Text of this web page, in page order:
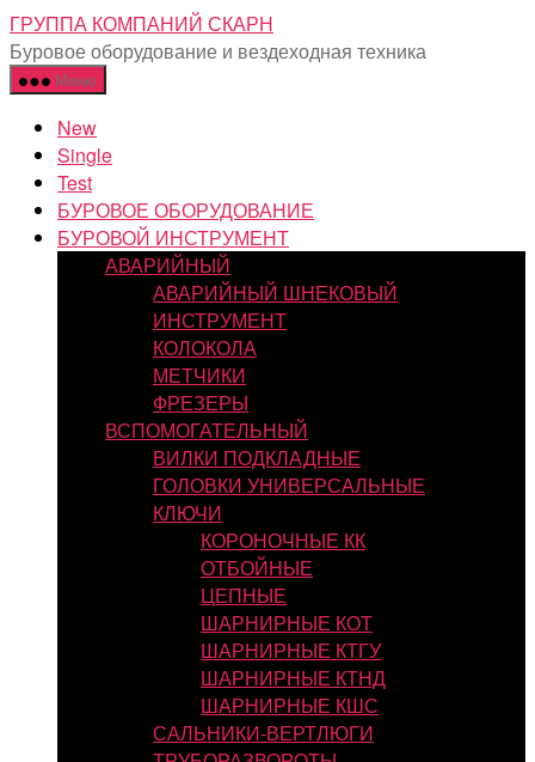
Перейти
к
содержимому
ГРУППА КОМПАНИЙ СКАРН
Буровое оборудование и вездеходная техника
Меню
New
Single
Test
БУРОВОЕ ОБОРУДОВАНИЕ
БУРОВОЙ ИНСТРУМЕНТ
АВАРИЙНЫЙ
АВАРИЙНЫЙ ШНЕКОВЫЙ
ИНСТРУМЕНТ
КОЛОКОЛА
МЕТЧИКИ
ФРЕЗЕРЫ
ВСПОМОГАТЕЛЬНЫЙ
ВИЛКИ ПОДКЛАДНЫЕ
ГОЛОВКИ УНИВЕРСАЛЬНЫЕ
КЛЮЧИ
КОРОНОЧНЫЕ КК
ОТБОЙНЫЕ
ЦЕПНЫЕ
ШАРНИРНЫЕ КОТ
ШАРНИРНЫЕ КТГУ
ШАРНИРНЫЕ КТНД
ШАРНИРНЫЕ КШС
САЛЬНИКИ-ВЕРТЛЮГИ